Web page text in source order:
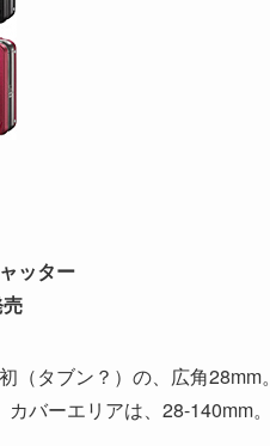
ッター
タブン？）の、広角28mm。
バーエリアは、28-140mm。